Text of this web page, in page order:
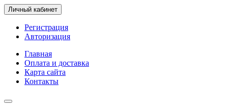
Личный кабинет
Регистрация
Авторизация
Главная
Оплата и доставка
Карта сайта
Контакты